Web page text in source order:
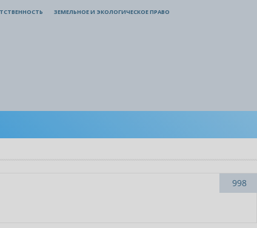
ЗЕМЕЛЬНОЕ И ЭКОЛОГИЧЕСКОЕ ПРАВО
998